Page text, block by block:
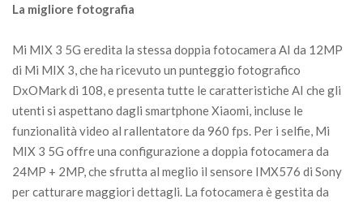
La migliore fotografia
Mi MIX 3 5G eredita la stessa doppia fotocamera AI da 12MP
di Mi MIX 3, che ha ricevuto un punteggio fotografico
DxOMark di 108, e presenta tutte le caratteristiche AI che gli
utenti si aspettano dagli smartphone Xiaomi, incluse le
funzionalità video al rallentatore da 960 fps. Per i selfie, Mi
MIX 3 5G offre una configurazione a doppia fotocamera da
24MP + 2MP, che sfrutta al meglio il sensore IMX576 di Sony
per catturare maggiori dettagli. La fotocamera è gestita da